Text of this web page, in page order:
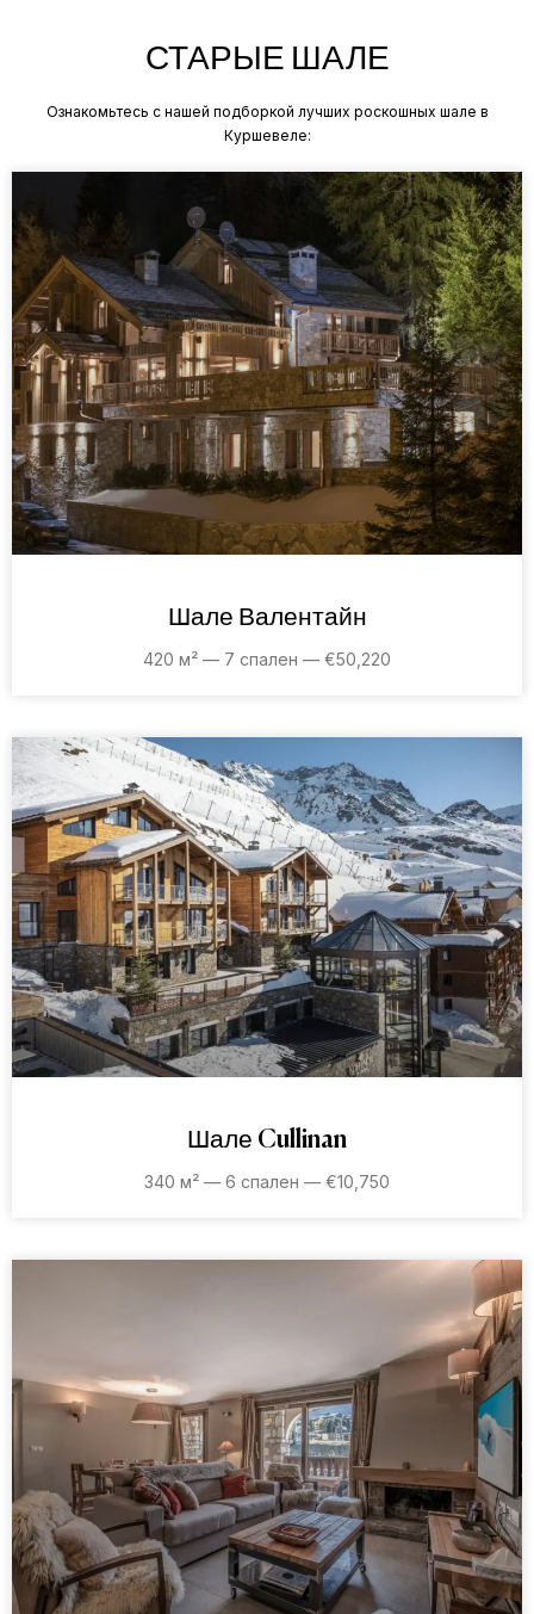
СТАРЫЕ ШАЛЕ
Ознакомьтесь с нашей подборкой лучших роскошных шале в
Куршевеле:
Шале Валентайн
420 м² — 7 спален — €50,220
Шале Cullinan
340 м² — 6 спален — €10,750